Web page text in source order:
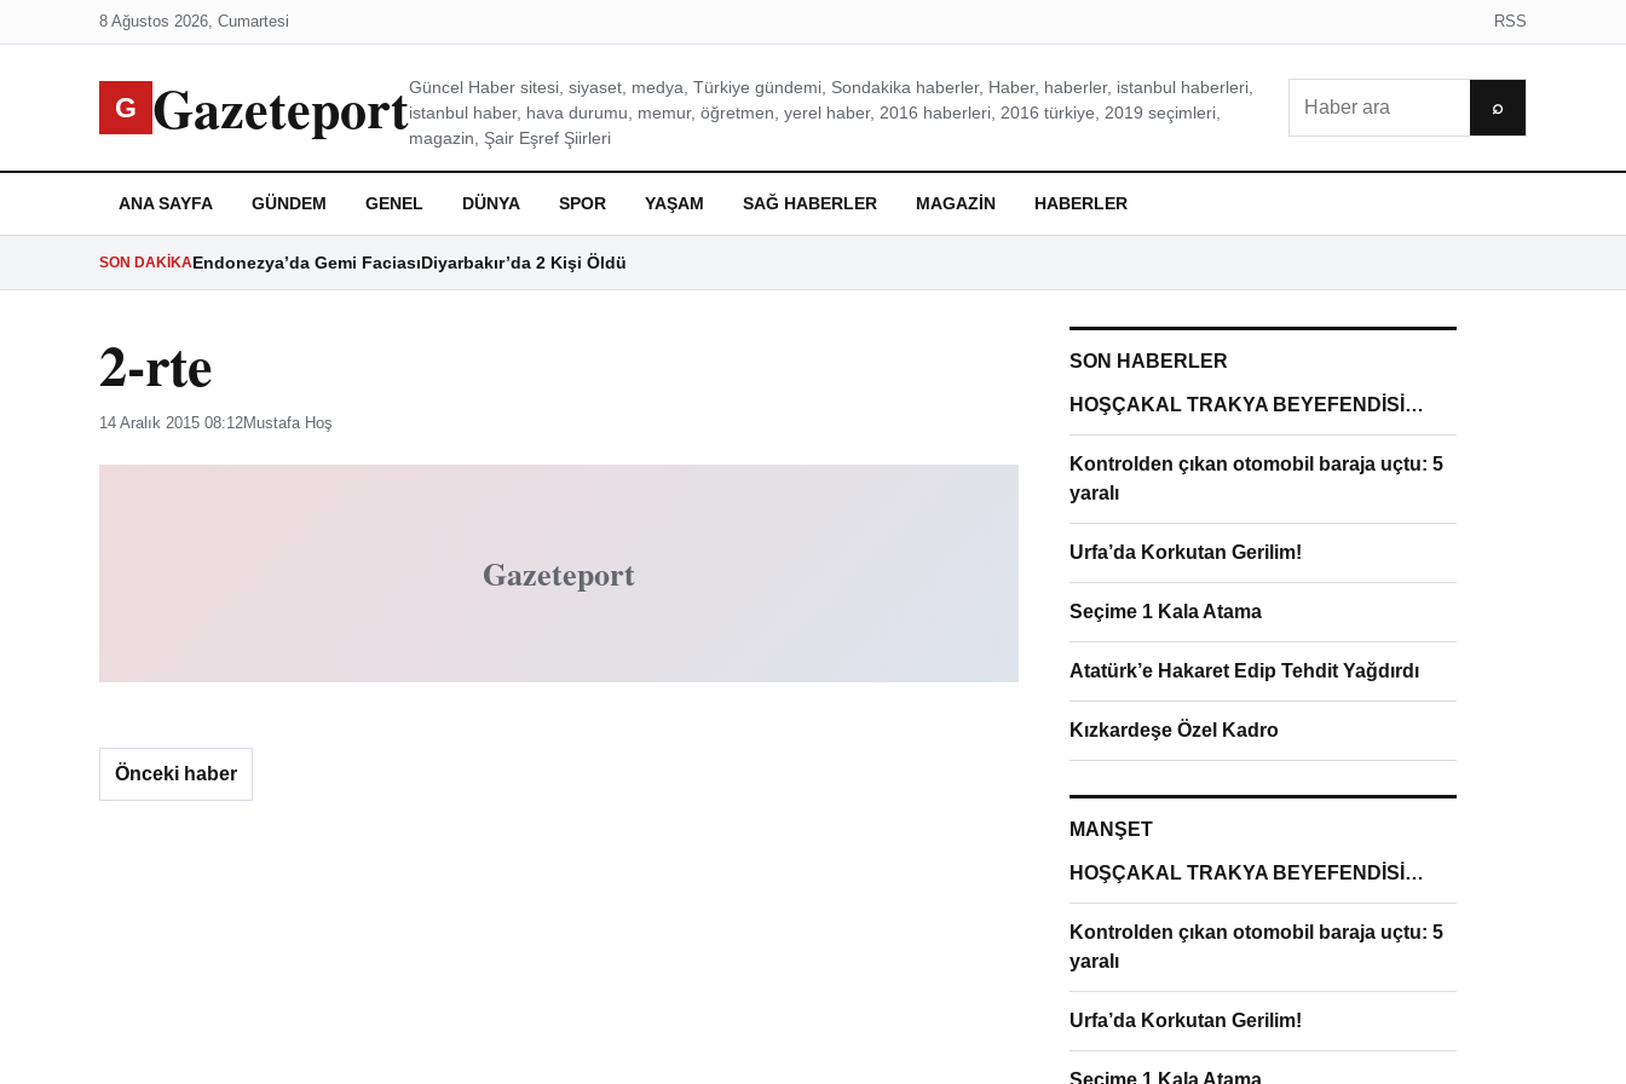
8 Ağustos 2026, Cumartesi RSS
G GazeteportGüncel Haber sitesi, siyaset, medya, Türkiye gündemi, Sondakika haberler, Haber, haberler, istanbul haberleri,
istanbul haber, hava durumu, memur, öğretmen, yerel haber, 2016 haberleri, 2016 türkiye, 2019 seçimleri,
magazin, Şair Eşref Şiirleri
⌕
ANA SAYFA GÜNDEM GENEL DÜNYA SPOR YAŞAM SAĞ HABERLER MAGAZIN HABERLER
SON DAKIKAEndonezya’da Gemi FaciasıDiyarbakır’da 2 Kişi Öldü
2-rte
14 Aralık 2015 08:12Mustafa Hoş
Gazeteport
Önceki haber
SON HABERLER
HOŞÇAKAL TRAKYA BEYEFENDİSİ…
Kontrolden çıkan otomobil baraja uçtu: 5
yaralı
Urfa’da Korkutan Gerilim!
Seçime 1 Kala Atama
Atatürk’e Hakaret Edip Tehdit Yağdırdı
Kızkardeşe Özel Kadro
MANŞET
HOŞÇAKAL TRAKYA BEYEFENDİSİ…
Kontrolden çıkan otomobil baraja uçtu: 5
yaralı
Urfa’da Korkutan Gerilim!
Seçime 1 Kala Atama